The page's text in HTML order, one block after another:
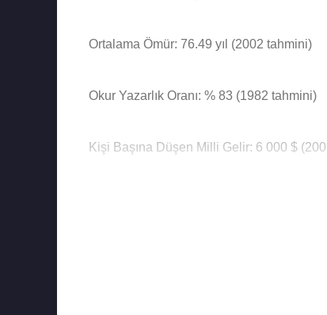
Ortalama Ömür: 76.49 yıl (2002 tahmini)
Okur Yazarlık Oranı: % 83 (1982 tahmini)
Kişi Başına Düşen Milli Gelir: 6 000 $